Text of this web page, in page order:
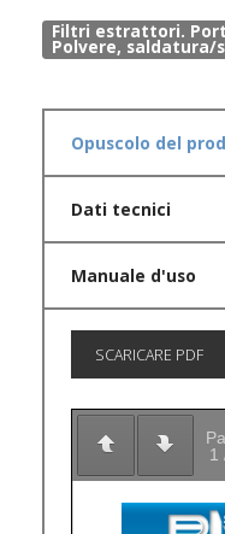
Filtri estrattori.
Polvere,
Opuscolo del
Dati tecnici
Manuale d'uso
SCARICARE PDF
1